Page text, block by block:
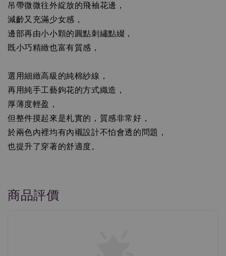
吊帶微微往外綻放的飛袖花邊，
減齡又充滿少女感，
邊部再由小小顆的圓點刺繡點綴，
既小巧精緻也富有質感，
選用細緻高級的純棉紗線，
再用純手工藝鉤花的方式織造，
厚薄度輕盈，
但整件摸起來是札實的，質感非常好，
於兩色內裡均有內襯設計不怕會透的問題，
也提升了穿著的舒適度。
商品評價